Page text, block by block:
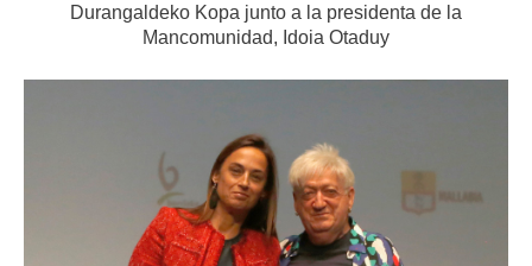
Durangaldeko Kopa junto a la presidenta de la
Mancomunidad, Idoia Otaduy